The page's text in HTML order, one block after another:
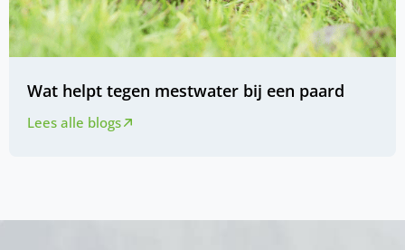
Wat helpt tegen mestwater bij een paard
Lees alle blogs